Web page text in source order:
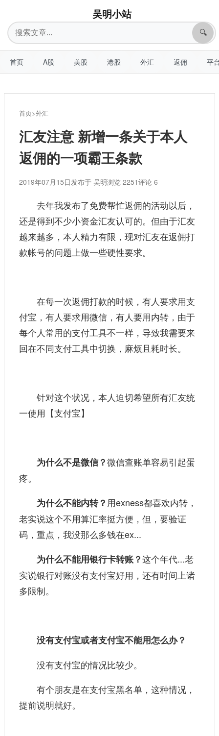
吴明小站
搜
索
🔍
首页 A股 美股 港股 外汇 返佣 平
首页>外汇
汇友注意 新增一条关于本人
返佣的一项霸王条款
2019年07月15日发布于 吴明浏览 2251评论 6
去年我发布了免费帮忙返佣的活动以后，
还是得到不少小资金汇友认可的。但由于汇友
越来越多，本人精力有限，现对汇友在返佣打
款帐号的问题上做一些硬性要求。
在每一次返佣打款的时候，有人要求用支
付宝，有人要求用微信，有人要用内转，由于
每个人常用的支付工具不一样，导致我需要来
回在不同支付工具中切换，麻烦且耗时长。
针对这个状况，本人迫切希望所有汇友统
一使用【支付宝】
为什么不是微信？微信查账单容易引起蛋
疼。
为什么不能内转？ 用exness都喜欢内转，
老实说这个不用算汇率挺方便，但，要验证
码，重点，我没那么多钱在ex...
为什么不能用银行卡转账？这个年代...老
实说银行对账没有支付宝好用，还有时间上诸
多限制。
没有支付宝或者支付宝不能用怎么办？
没有支付宝的情况比较少。
有个朋友是在支付宝黑名单，这种情况，
提前说明就好。